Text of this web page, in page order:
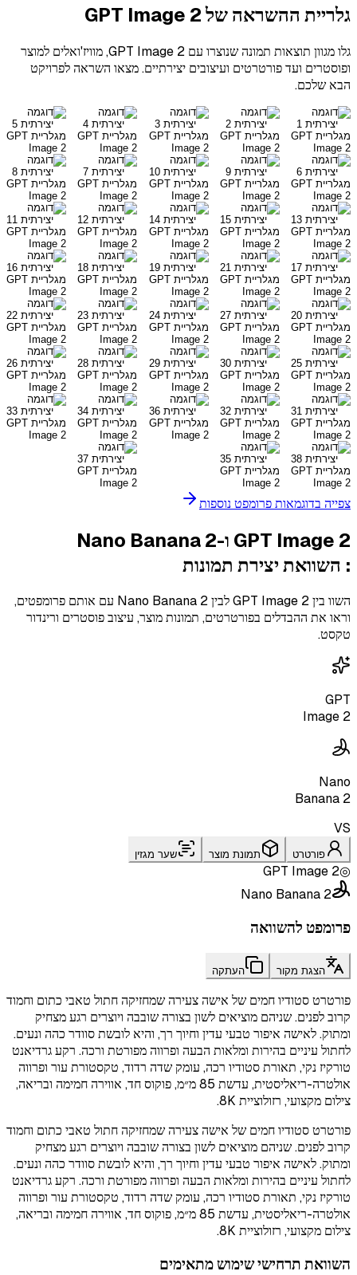
גלריית ההשראהשל GPT Image 2
גלו מגוון תוצאות תמונה שנוצרו עם GPT Image 2, מוויז'ואלים למוצר
ופוסטרים ועד פורטרטים ועיצובים יצירתיים. מצאו השראה לפרויקט
הבא שלכם.
צפייה בדוגמאות פרומפט נוספות
GPT Image 2 ו-Nano Banana 2
: השוואת יצירת תמונות
השוו בין GPT Image 2 לבין Nano Banana 2 עם אותם פרומפטים,
וראו את ההבדלים בפורטרטים, תמונות מוצר, עיצוב פוסטרים ורינדור
טקסט.
GPT
Image 2
Nano
Banana 2
VS
פורטרט תמונת מוצר שער מגזין
◎
GPT Image 2
Nano Banana 2
פרומפט להשוואה
הצגת מקור העתקה
פורטרט סטודיו חמים של אישה צעירה שמחזיקה חתול טאבי כתום וחמוד
קרוב לפנים. שניהם מוציאים לשון בצורה שובבה ויוצרים רגע מצחיק
ומתוק. לאישה איפור טבעי עדין וחיוך רך, והיא לובשת סוודר כהה ונעים.
לחתול עיניים בהירות ומלאות הבעה ופרווה מפורטת ורכה. רקע גרדיאנט
טורקיז נקי, תאורת סטודיו רכה, עומק שדה רדוד, טקסטורת עור ופרווה
אולטרה-ריאליסטית, עדשת 85 מ״מ, פוקוס חד, אווירה חמימה ובריאה,
צילום מקצועי, רזולוציית 8K.
פורטרט סטודיו חמים של אישה צעירה שמחזיקה חתול טאבי כתום וחמוד
קרוב לפנים. שניהם מוציאים לשון בצורה שובבה ויוצרים רגע מצחיק
ומתוק. לאישה איפור טבעי עדין וחיוך רך, והיא לובשת סוודר כהה ונעים.
לחתול עיניים בהירות ומלאות הבעה ופרווה מפורטת ורכה. רקע גרדיאנט
טורקיז נקי, תאורת סטודיו רכה, עומק שדה רדוד, טקסטורת עור ופרווה
אולטרה-ריאליסטית, עדשת 85 מ״מ, פוקוס חד, אווירה חמימה ובריאה,
צילום מקצועי, רזולוציית 8K.
השוואת תרחישי שימוש מתאימים